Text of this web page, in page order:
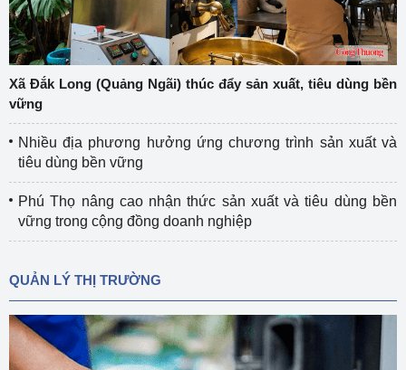
Xã Đắk Long (Quảng Ngãi) thúc đẩy sản xuất, tiêu dùng bền
vững
Nhiều địa phương hưởng ứng chương trình sản xuất và
tiêu dùng bền vững
Phú Thọ nâng cao nhận thức sản xuất và tiêu dùng bền
vững trong cộng đồng doanh nghiệp
QUẢN LÝ THỊ TRƯỜNG